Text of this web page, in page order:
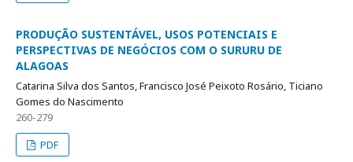
PRODUÇÃO SUSTENTÁVEL, USOS POTENCIAIS E
PERSPECTIVAS DE NEGÓCIOS COM O SURURU DE
ALAGOAS
Catarina Silva dos Santos, Francisco José Peixoto Rosário, Ticiano
Gomes do Nascimento
260-279
PDF